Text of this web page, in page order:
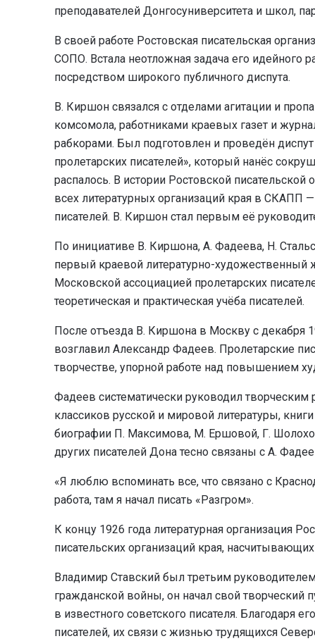
преподавателей Донгосуниверситета и школ,
В своей работе Ростовская писательская
СОПО. Встала неотложная задача его идейного
посредством широкого публичного диспута.
В. Киршон связался с отделами агитации и
комсомола, работниками краевых газет и
рабкорами. Был подготовлен и проведён
пролетарских писателей», который нанёс
распалось. В истории Ростовской
всех литературных организаций края в СКАПП
писателей. В. Киршон стал первым её
По инициативе В. Киршона, А. Фадеева, Н.
первый краевой литературно-художественный
Московской ассоциацией пролетарских
теоретическая и практическая учёба писателей.
После отъезда В. Киршона в Москву с декабря
возглавил Александр Фадеев. Пролетарские
творчестве, упорной работе над повышением
Фадеев систематически руководил творческим
классиков русской и мировой литературы,
биографии П. Максимова, М. Ершовой, Г.
других писателей Дона тесно связаны с А.
«Я люблю вспоминать все, что связано с
работа, там я начал писать «Разгром».
К концу 1926 года литературная организация
писательских организаций края,
Владимир Ставский был третьим
гражданской войны, он начал свой творческий
в известного советского писателя. Благодаря
писателей, их связи с жизнью трудящихся